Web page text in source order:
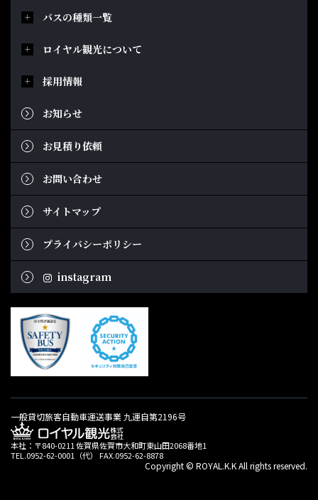
バスの種類一覧
ロイヤル観光について
採用情報
お知らせ
お見積り依頼
お問い合わせ
サイトマップ
プライバシーポリシー
instagram
一般貸切旅客自動車運送事業 九運自第2196号
本社：〒840-0211 佐賀県佐賀市大和町東山田2068番地1
TEL.0952-62-0001（代） FAX.0952-62-8878
Copyright © ROYAL.K.K All rights reserved.